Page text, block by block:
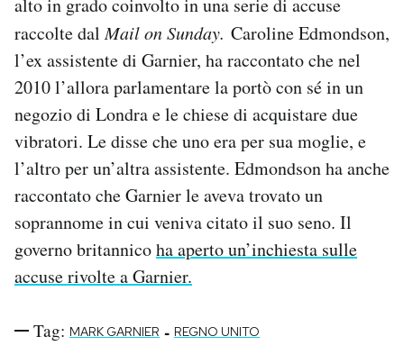
Notifiche mobile
Regala il Post
Hai bisogno di aiuto?
Esci
alto in grado coinvolto in una serie di accuse
raccolte dalMail on Sunday. Caroline Edmondson,
l’ex assistente di Garnier, ha raccontato che nel
2010 l’allora parlamentare la portò con sé in un
negozio di Londra e le chiese di acquistare due
vibratori. Le disse che uno era per sua moglie, e
l’altro per un’altra assistente. Edmondson ha anche
raccontato che Garnier le aveva trovato un
soprannome in cui veniva citato il suo seno. Il
governo britannicoha aperto un’inchiesta sulle
accuse rivolte a Garnier.
Tag: MARK GARNIER - REGNO UNITO